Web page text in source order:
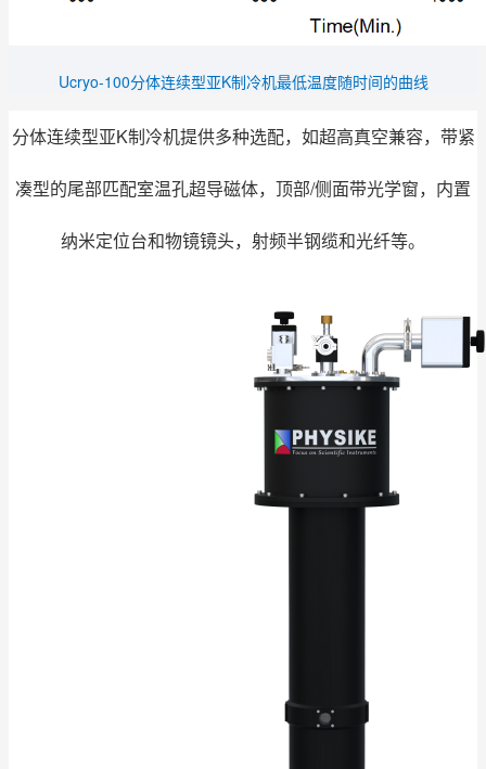
Ucryo-100分体连续型亚K制冷机最低温度随时间的曲线
分体连续型亚K制冷机提供多种选配，如超高真空兼容，带紧
凑型的尾部匹配室温孔超导磁体，顶部/侧面带光学窗，内置
纳米定位台和物镜镜头，射频半钢缆和光纤等。